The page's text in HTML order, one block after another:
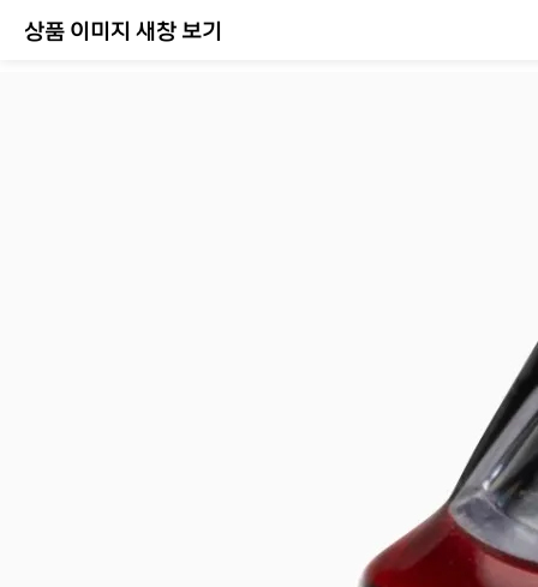
상품 이미지 새창 보기